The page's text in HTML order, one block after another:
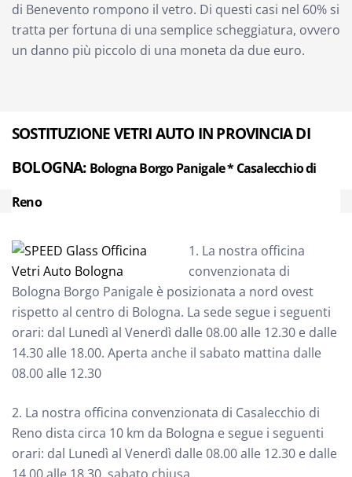
di Benevento rompono il vetro. Di questi casi nel 60% si
tratta per fortuna di una semplice scheggiatura, ovvero
un danno più piccolo di una moneta da due euro.
SOSTITUZIONE VETRI AUTO IN PROVINCIA DI
BOLOGNA: Bologna Borgo Panigale * Casalecchio di
Reno
1. La nostra officina
convenzionata di
Bologna Borgo Panigale è posizionata a nord ovest
rispetto al centro di Bologna. La sede segue i seguenti
orari: dal Lunedì al Venerdì dalle 08.00 alle 12.30 e dalle
14.30 alle 18.00. Aperta anche il sabato mattina dalle
08.00 alle 12.30
2. La nostra officina convenzionata di Casalecchio di
Reno dista circa 10 km da Bologna e segue i seguenti
orari: dal Lunedì al Venerdì dalle 08.00 alle 12.30 e dalle